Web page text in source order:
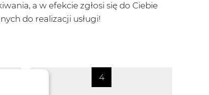
a w efekcie zgłosi się do Ciebie
do realizacji usługi!